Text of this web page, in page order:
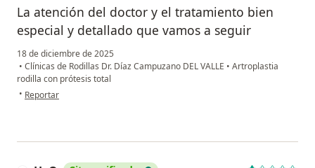
La atención del doctor y el tratamiento bien
especial y detallado que vamos a seguir
18 de diciembre de 2025
• Clínicas de Rodillas Dr. Díaz Campuzano DEL VALLE • Artroplastia
rodilla con prótesis total
• en opinión del usuario María Isabel plata Ferretti
Reportar